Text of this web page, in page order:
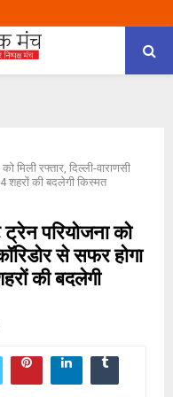
मिली रफ्तार, दिल्ली-वाराणसी
शहरों की बदलेगी किस्मत
परियोजना को
से सफर होगा
की बदलेगी